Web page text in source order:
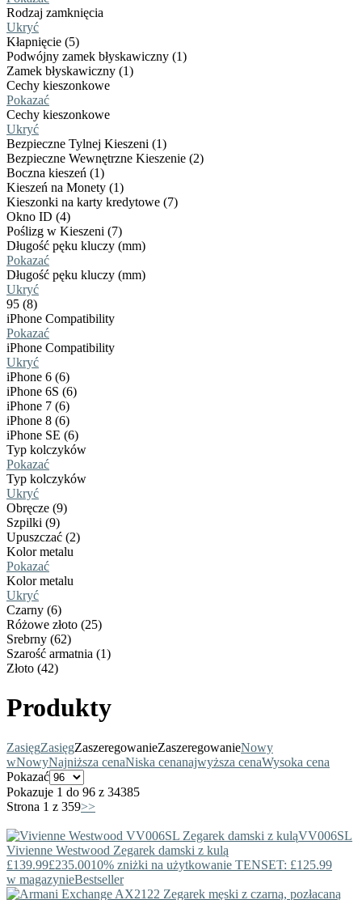
Rodzaj zamknięcia
Ukryć
Kłapnięcie (5)
Podwójny zamek błyskawiczny (1)
Zamek błyskawiczny (1)
Cechy kieszonkowe
Pokazać
Cechy kieszonkowe
Ukryć
Bezpieczne Tylnej Kieszeni (1)
Bezpieczne Wewnętrzne Kieszenie (2)
Boczna kieszeń (1)
Kieszeń na Monety (1)
Kieszonki na karty kredytowe (7)
Okno ID (4)
Poślizg w Kieszeni (7)
Długość pęku kluczy (mm)
Pokazać
Długość pęku kluczy (mm)
Ukryć
95 (8)
iPhone Compatibility
Pokazać
iPhone Compatibility
Ukryć
iPhone 6 (6)
iPhone 6S (6)
iPhone 7 (6)
iPhone 8 (6)
iPhone SE (6)
Typ kolczyków
Pokazać
Typ kolczyków
Ukryć
Obręcze (9)
Szpilki (9)
Upuszczać (2)
Kolor metalu
Pokazać
Kolor metalu
Ukryć
Czarny (6)
Różowe złoto (25)
Srebrny (62)
Szarość armatnia (1)
Złoto (42)
Produkty
ZasięgZasięgZaszeregowanieZaszeregowanieNowy
wNowyNajniższa cenaNiska cenanajwyższa cenaWysoka cena
Pokazać
Pokazuje 1 do 96 z 34385
Strona 1 z 359>>
VV006SL
Vivienne Westwood Zegarek damski z kulą
£139.99£235.0010% zniżki na użytkowanie TENSET: £125.99
w magazynieBestseller